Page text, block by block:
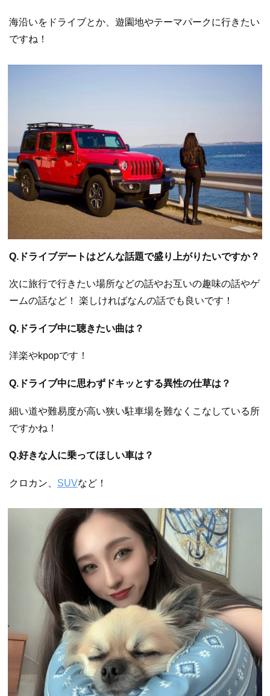
海沿いをドライブとか、遊園地やテーマパークに行きたい
ですね！
Q.ドライブデートはどんな話題で盛り上がりたいですか？
次に旅行で行きたい場所などの話やお互いの趣味の話やゲ
ームの話など！ 楽しければなんの話でも良いです！
Q.ドライブ中に聴きたい曲は？
洋楽やkpopです！
Q.ドライブ中に思わずドキッとする異性の仕草は？
細い道や難易度が高い狭い駐車場を難なくこなしている所
ですかね！
Q.好きな人に乗ってほしい車は？
クロカン、 SUVなど！